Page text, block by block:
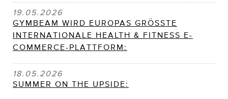
19.05.2026
GYMBEAM WIRD EUROPAS GRÖSSTE
INTERNATIONALE HEALTH & FITNESS E-
COMMERCE-PLATTFORM:
18.05.2026
SUMMER ON THE UPSIDE: